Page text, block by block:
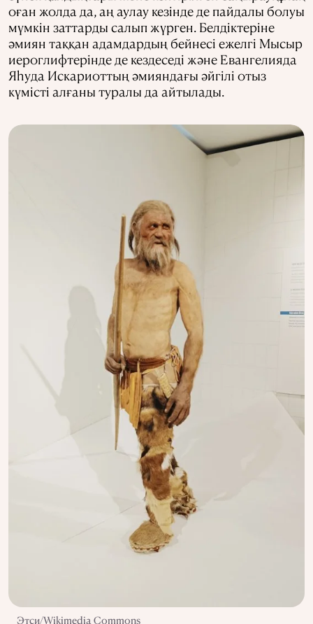
оған жолда да, аң аулау кезінде де пайдалы болуы
мүмкін заттарды салып жүрген. Белдіктеріне
әмиян таққан адамдардың бейнесі ежелгі Мысыр
иероглифтерінде де кездеседі және Евангелияда
Яһуда Искариоттың әмияндағы әйгілі отыз
күмісті алғаны туралы да айтылады.
Этси/Wikimedia Commons